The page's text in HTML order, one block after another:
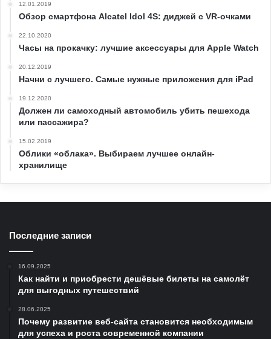
12.01.2019
Обзор смартфона Alcatel Idol 4S: диджей с VR-очками
22.10.2020
Часы на прокачку: лучшие аксессуары для Apple Watch
20.12.2019
Начни с лучшего. Самые нужные приложения для iPad
19.12.2020
Должен ли самоходный автомобиль убить пешехода
или пассажира?
15.02.2019
Облики «облака». Выбираем лучшее онлайн-
хранилище
Последние записи
16.09.2025
Как найти и приобрести дешёвые билеты на самолёт
для выгодных путешествий
28.06.2025
Почему развитие веб-сайта становится необходимым
для успеха и роста современной компании